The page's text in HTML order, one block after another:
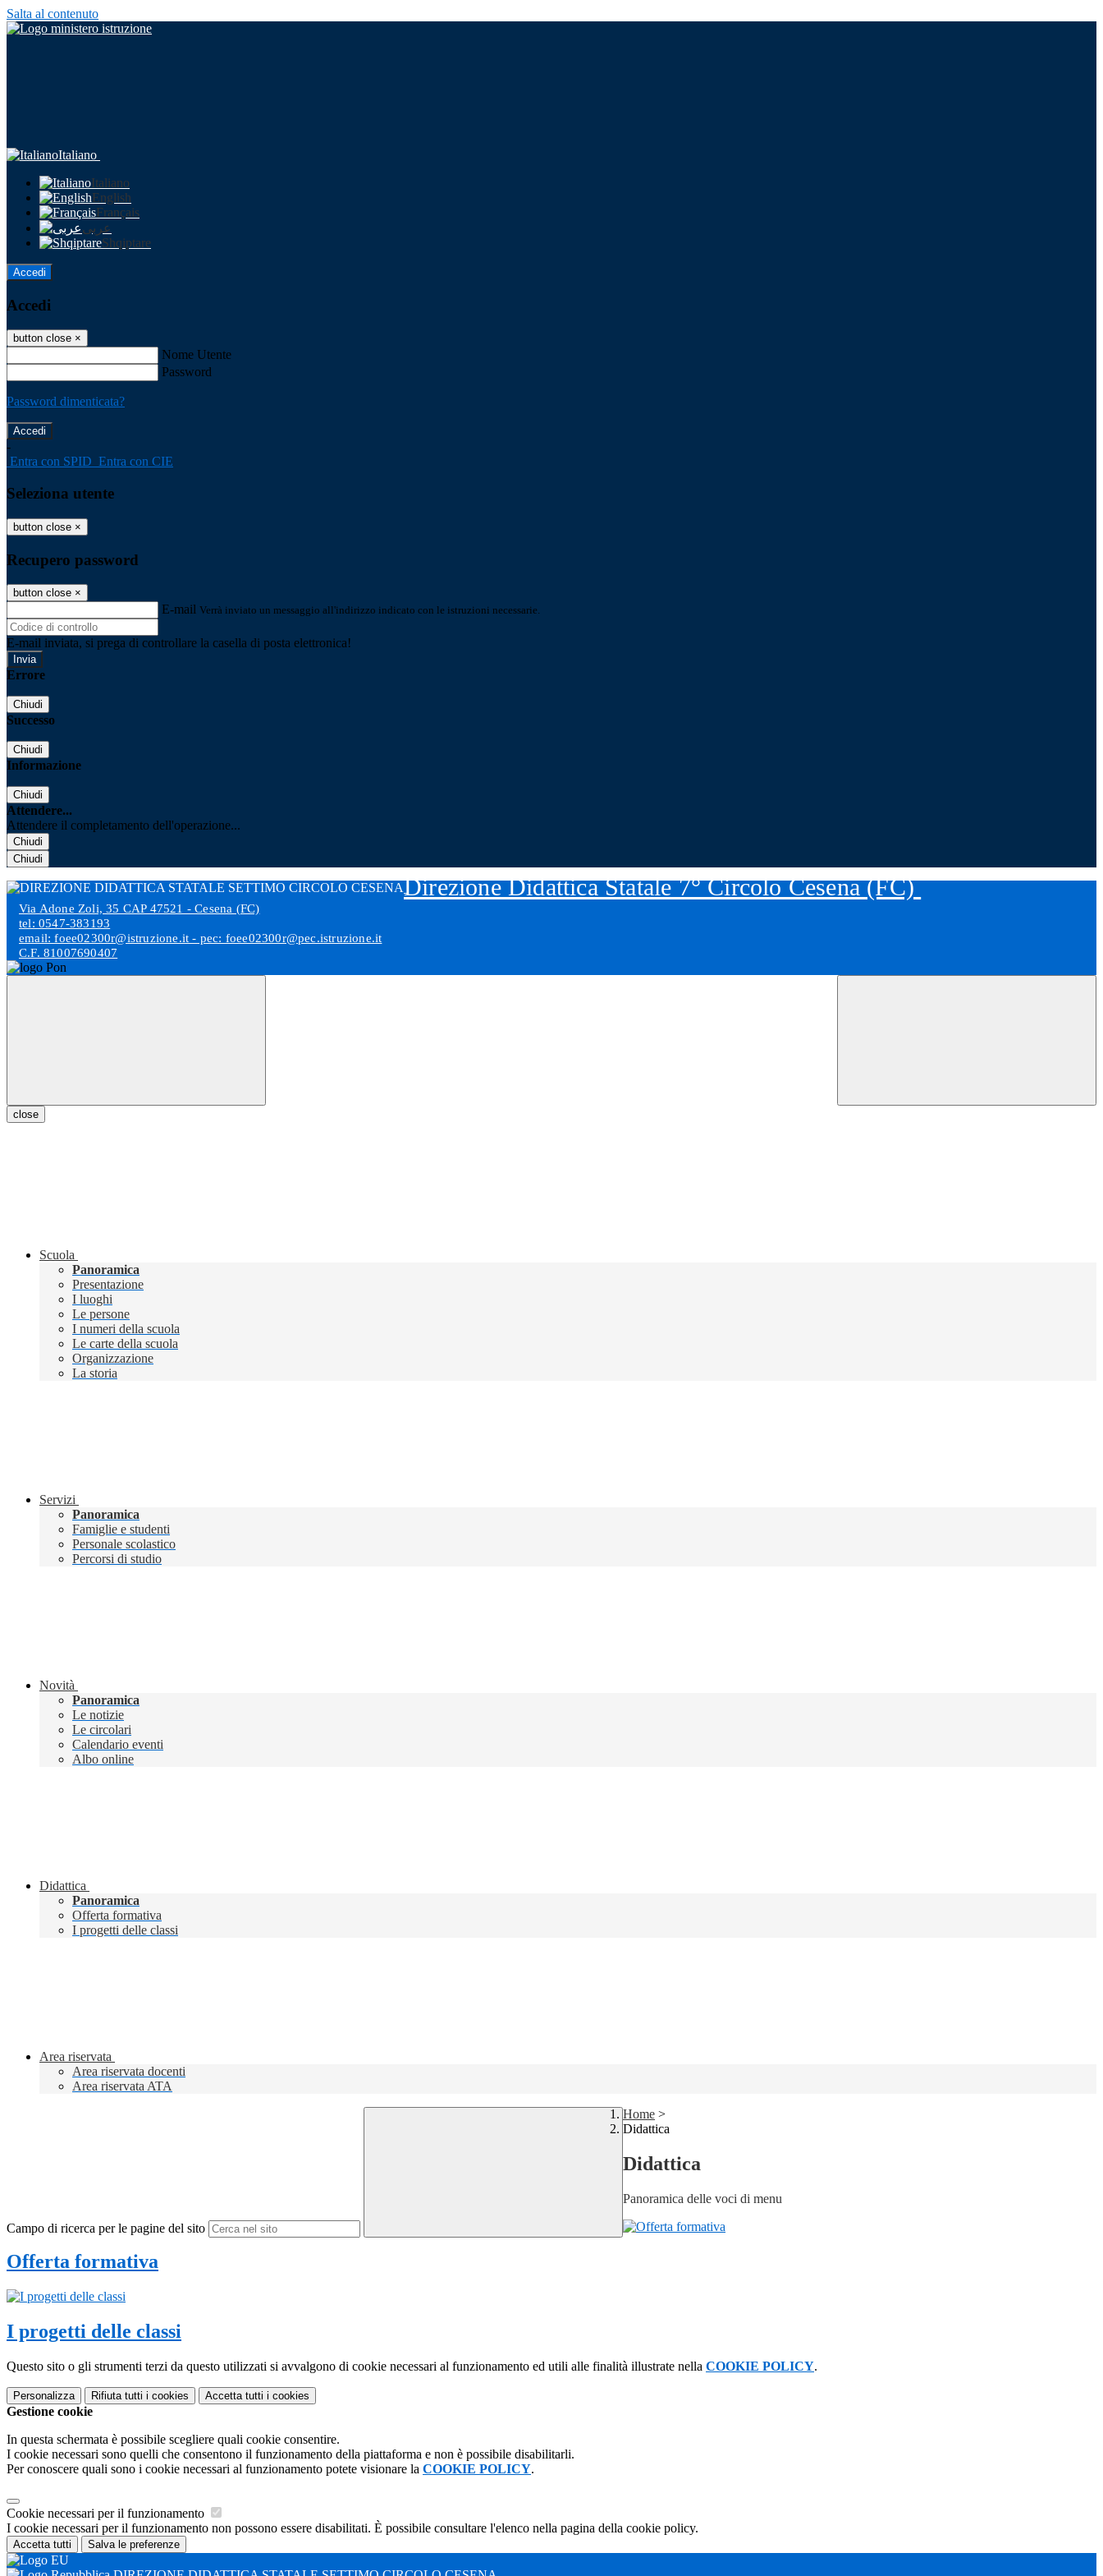
Salta al contenuto
Italiano
Italiano
English
Français
عربى
Shqiptare
Accedi
Accedi
button close ×
Nome Utente
Password
Password dimenticata?
-
Entra con SPID Entra con CIE
Seleziona utente
button close ×
Recupero password
button close ×
E-mail Verrà inviato un messaggio all'indirizzo indicato con le istruzioni necessarie.
E-mail inviata, si prega di controllare la casella di posta elettronica!
Errore
Chiudi
Successo
Chiudi
Informazione
Chiudi
Attendere...
Attendere il completamento dell'operazione...
Chiudi
Chiudi
Direzione Didattica Statale 7° Circolo Cesena (FC)
Via Adone Zoli, 35 CAP 47521 - Cesena (FC)
tel: 0547-383193
email: foee02300r@istruzione.it - pec: foee02300r@pec.istruzione.it
C.F. 81007690407
close
Scuola
Panoramica
Presentazione
I luoghi
Le persone
I numeri della scuola
Le carte della scuola
Organizzazione
La storia
Servizi
Panoramica
Famiglie e studenti
Personale scolastico
Percorsi di studio
Novità
Panoramica
Le notizie
Le circolari
Calendario eventi
Albo online
Didattica
Panoramica
Offerta formativa
I progetti delle classi
Area riservata
Area riservata docenti
Area riservata ATA
Campo di ricerca per le pagine del sito
Home >
Didattica
Didattica
Panoramica delle voci di menu
Offerta formativa
I progetti delle classi
Questo sito o gli strumenti terzi da questo utilizzati si avvalgono di cookie necessari al funzionamento ed utili alle finalità illustrate nella COOKIE POLICY.
Personalizza Rifiuta tutti i cookies Accetta tutti i cookies
Gestione cookie
In questa schermata è possibile scegliere quali cookie consentire.
I cookie necessari sono quelli che consentono il funzionamento della piattaforma e non è possibile disabilitarli.
Per conoscere quali sono i cookie necessari al funzionamento potete visionare la COOKIE POLICY.
Cookie necessari per il funzionamento
I cookie necessari per il funzionamento non possono essere disabilitati. È possibile consultare l'elenco nella pagina della cookie policy.
Accetta tutti Salva le preferenze